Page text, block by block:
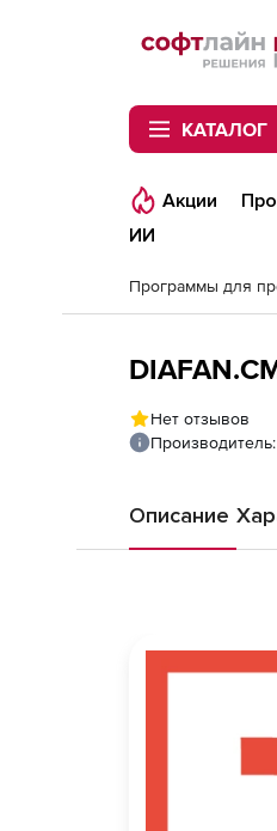
Softline
КАТАЛОГ
Акции
ИИ
Программы для
Нет отзывов
Производитель:
Описание